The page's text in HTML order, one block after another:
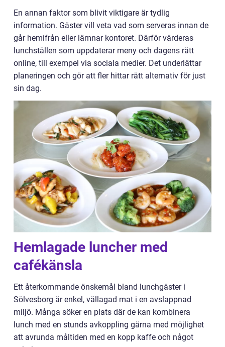
En annan faktor som blivit viktigare är tydlig
information. Gäster vill veta vad som serveras innan de
går hemifrån eller lämnar kontoret. Därför värderas
lunchställen som uppdaterar meny och dagens rätt
online, till exempel via sociala medier. Det underlättar
planeringen och gör att fler hittar rätt alternativ för just
sin dag.
Hemlagade luncher med
cafékänsla
Ett återkommande önskemål bland lunchgäster i
Sölvesborg är enkel, vällagad mat i en avslappnad
miljö. Många söker en plats där de kan kombinera
lunch med en stunds avkoppling gärna med möjlighet
att avrunda måltiden med en kopp kaffe och något